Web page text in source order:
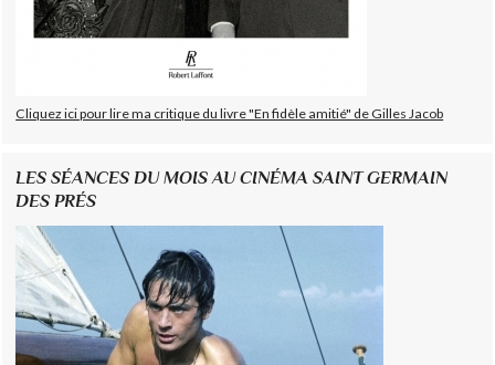
Cliquez ici pour lire ma critique du livre "En fidèle amitié" de Gilles Jacob
LES SÉANCES DU MOIS AU CINÉMA SAINT GERMAIN
DES PRÉS